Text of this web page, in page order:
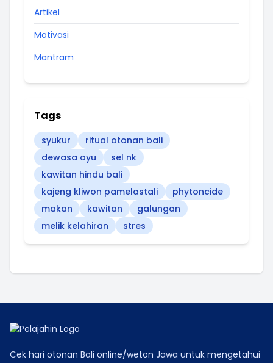
Artikel
Motivasi
Mantram
Tags
syukur
ritual otonan bali
dewasa ayu
sel nk
kawitan hindu bali
kajeng kliwon pamelastali
phytoncide
makan
kawitan
galungan
melik kelahiran
stres
Cek hari otonan Bali online/weton Jawa untuk mengetahui